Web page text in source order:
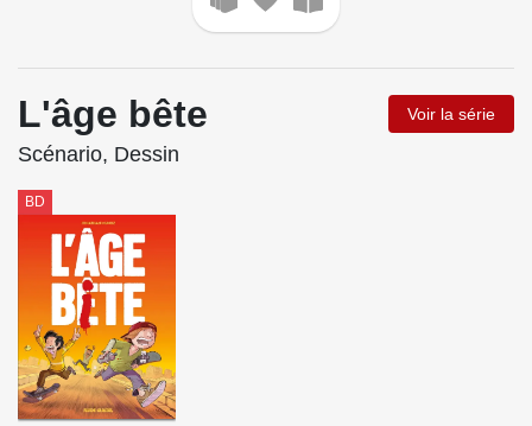
L'âge bête Voir la série
Scénario, Dessin
BD